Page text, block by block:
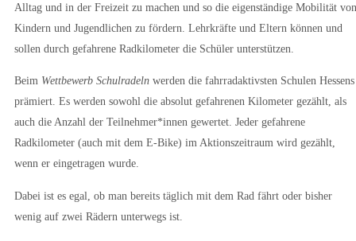
Alltag und in der Freizeit zu machen und so die eigenständige Mobilität von
Kindern und Jugendlichen zu fördern. Lehrkräfte und Eltern können und
sollen durch gefahrene Radkilometer die Schüler unterstützen.
Beim Wettbewerb Schulradeln werden die fahrradaktivsten Schulen Hessens
prämiert. Es werden sowohl die absolut gefahrenen Kilometer gezählt, als
auch die Anzahl der Teilnehmer*innen gewertet. Jeder gefahrene
Radkilometer (auch mit dem E-Bike) im Aktionszeitraum wird gezählt,
wenn er eingetragen wurde.
Dabei ist es egal, ob man bereits täglich mit dem Rad fährt oder bisher
wenig auf zwei Rädern unterwegs ist.